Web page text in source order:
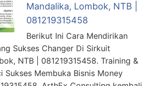
Mandalika, Lombok, NTB |
081219315458
Berikut Ini Cara Mendirikan
Sukses Changer Di Sirkuit
NTB | 081219315458. Training &
Sukses Membuka Bisnis Money